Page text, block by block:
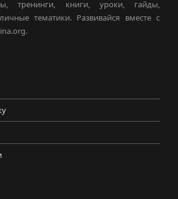
тренинги, книги, уроки, гайды,
тематики. Развивайся вместе с